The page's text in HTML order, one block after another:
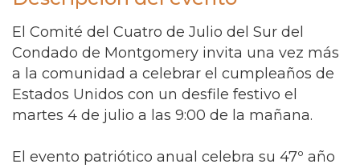
El Comité del Cuatro de Julio del Sur del
Condado de Montgomery invita una vez más
a la comunidad a celebrar el cumpleaños de
Estados Unidos con un desfile festivo el
martes 4 de julio a las 9:00 de la mañana.
El evento patriótico anual celebra su 47º año